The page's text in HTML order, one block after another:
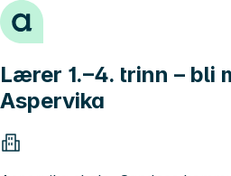
Hopp til innhold
Lærer 1.–4. trinn – bli
Aspervika